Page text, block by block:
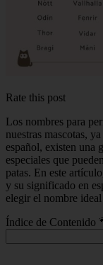
Rate this post
Los nombres para
nuestras mascotas,
español, existen una
especiales que
patas. En este
y su significado en
elegir el nombre
Índice de Contenido